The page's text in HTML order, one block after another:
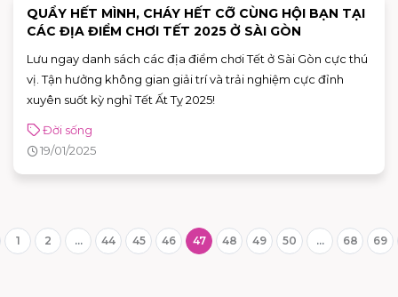
để mọi người thể hiện tình cảm với người thân, bạn bè.
QUẨY HẾT MÌNH, CHÁY HẾT CỠ CÙNG HỘI BẠN TẠI
CÁC ĐỊA ĐIỂM CHƠI TẾT 2025 Ở SÀI GÒN
Lưu ngay danh sách các địa điểm chơi Tết ở Sài Gòn cực thú
vị. Tận hưởng không gian giải trí và trải nghiệm cực đỉnh
xuyên suốt kỳ nghỉ Tết Ất Tỵ 2025!
Đời sống
19/01/2025
1 2 ... 44 45 46 47 48 49 50 ... 68 69